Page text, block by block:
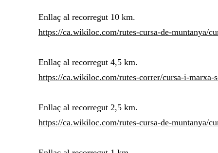
Enllaç al recorregut 10 km.
https://ca.wikiloc.com/rutes-cursa-de-muntanya/
Enllaç al recorregut 4,5 km.
https://ca.wikiloc.com/rutes-correr/cursa-i-
Enllaç al recorregut 2,5 km.
https://ca.wikiloc.com/rutes-cursa-de-muntanya/